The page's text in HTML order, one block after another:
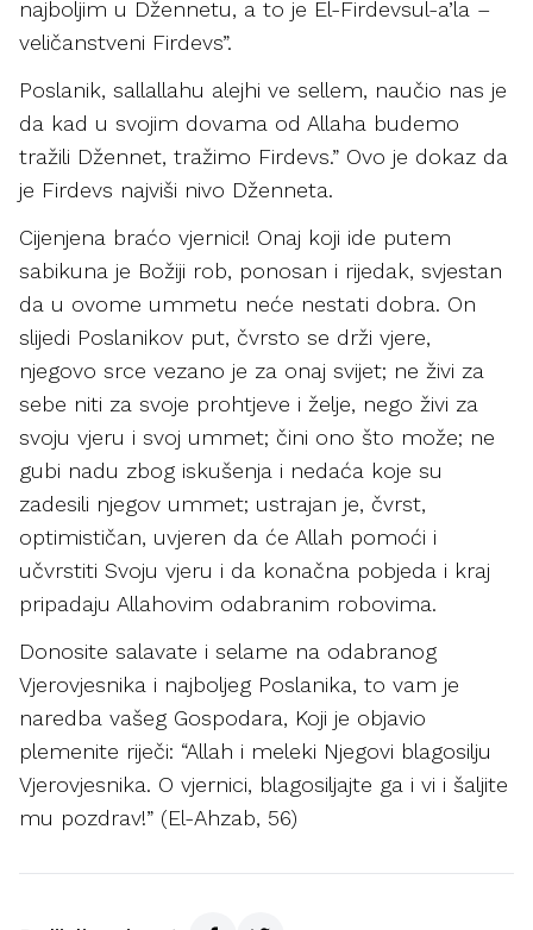
najboljim u Džennetu, a to je El-Firdevsul-a’la –
veličanstveni Firdevs”.
Poslanik, sallallahu alejhi ve sellem, naučio nas je
da kad u svojim dovama od Allaha budemo
tražili Džennet, tražimo Firdevs.” Ovo je dokaz da
je Firdevs najviši nivo Dženneta.
Cijenjena braćo vjernici! Onaj koji ide putem
sabikuna je Božiji rob, ponosan i rijedak, svjestan
da u ovome ummetu neće nestati dobra. On
slijedi Poslanikov put, čvrsto se drži vjere,
njegovo srce vezano je za onaj svijet; ne živi za
sebe niti za svoje prohtjeve i želje, nego živi za
svoju vjeru i svoj ummet; čini ono što može; ne
gubi nadu zbog iskušenja i nedaća koje su
zadesili njegov ummet; ustrajan je, čvrst,
optimističan, uvjeren da će Allah pomoći i
učvrstiti Svoju vjeru i da konačna pobjeda i kraj
pripadaju Allahovim odabranim robovima.
Donosite salavate i selame na odabranog
Vjerovjesnika i najboljeg Poslanika, to vam je
naredba vašeg Gospodara, Koji je objavio
plemenite riječi: “Allah i meleki Njegovi blagosilju
Vjerovjesnika. O vjernici, blagosiljajte ga i vi i šaljite
mu pozdrav!” (El-Ahzab, 56)